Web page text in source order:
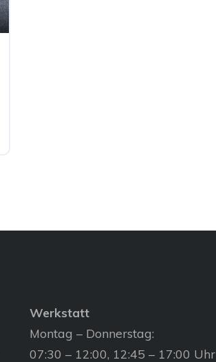
Werkstatt
Montag – Donnerstag:
07:30 – 12:00, 12:45 – 17:00 Uhr